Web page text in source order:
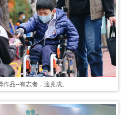
作品--有志者，適竟成。